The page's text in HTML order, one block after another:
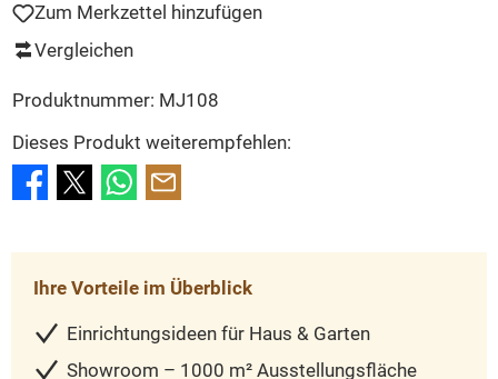
Zum Merkzettel hinzufügen
Vergleichen
Produktnummer: MJ108
Dieses Produkt weiterempfehlen:
Ihre Vorteile im Überblick
Einrichtungsideen für Haus & Garten
Showroom – 1000 m² Ausstellungsfläche